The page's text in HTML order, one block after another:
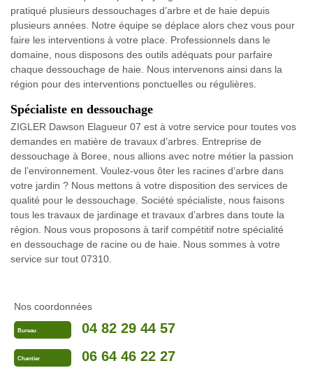
pratiqué plusieurs dessouchages d’arbre et de haie depuis
plusieurs années. Notre équipe se déplace alors chez vous pour
faire les interventions à votre place. Professionnels dans le
domaine, nous disposons des outils adéquats pour parfaire
chaque dessouchage de haie. Nous intervenons ainsi dans la
région pour des interventions ponctuelles ou régulières.
Spécialiste en dessouchage
ZIGLER Dawson Elagueur 07 est à votre service pour toutes vos
demandes en matière de travaux d’arbres. Entreprise de
dessouchage à Boree, nous allions avec notre métier la passion
de l’environnement. Voulez-vous ôter les racines d’arbre dans
votre jardin ? Nous mettons à votre disposition des services de
qualité pour le dessouchage. Société spécialiste, nous faisons
tous les travaux de jardinage et travaux d’arbres dans toute la
région. Nous vous proposons à tarif compétitif notre spécialité
en dessouchage de racine ou de haie. Nous sommes à votre
service sur tout 07310.
Nos coordonnées
Bureau 04 82 29 44 57
Chantier 06 64 46 22 27